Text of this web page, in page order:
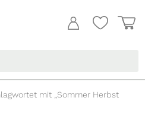
mit „Sommer Herbst